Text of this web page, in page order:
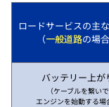
ロードサービスの主
（一般道路の場合
バッテリー上が
（ケーブルを繋いで
エンジンを始動する場